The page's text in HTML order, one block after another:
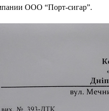
ООО “Порт-сигар”.